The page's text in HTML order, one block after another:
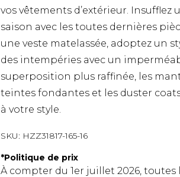
vos vêtements d’extérieur.
saison avec les toutes dernières
une veste matelassée, adoptez un
des intempéries avec un
superposition plus raffinée, les
teintes fondantes et les duster
à votre style.
SKU: HZZ31817-165-16
*Politique de prix
À compter du 1er juillet 2026, toutes